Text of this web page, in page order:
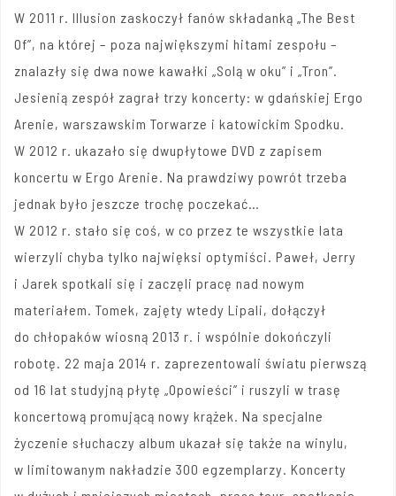
W 2011 r. Illusion zaskoczył fanów składanką „The Best
Of”, na której – poza największymi hitami zespołu –
znalazły się dwa nowe kawałki „Solą w oku” i „Tron”.
Jesienią zespół zagrał trzy koncerty: w gdańskiej Ergo
Arenie, warszawskim Torwarze i katowickim Spodku.
W 2012 r. ukazało się dwupłytowe DVD z zapisem
koncertu w Ergo Arenie. Na prawdziwy powrót trzeba
jednak było jeszcze trochę poczekać…
W 2012 r. stało się coś, w co przez te wszystkie lata
wierzyli chyba tylko najwięksi optymiści. Paweł, Jerry
i Jarek spotkali się i zaczęli pracę nad nowym
materiałem. Tomek, zajęty wtedy Lipali, dołączył
do chłopaków wiosną 2013 r. i wspólnie dokończyli
robotę. 22 maja 2014 r. zaprezentowali światu pierwszą
od 16 lat studyjną płytę „Opowieści” i ruszyli w trasę
koncertową promującą nowy krążek. Na specjalne
życzenie słuchaczy album ukazał się także na winylu,
w limitowanym nakładzie 300 egzemplarzy. Koncerty